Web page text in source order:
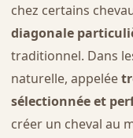
chez certains
diagonale
traditionnel. Dans
naturelle, appelée
sélectionnée et
créer un cheval au